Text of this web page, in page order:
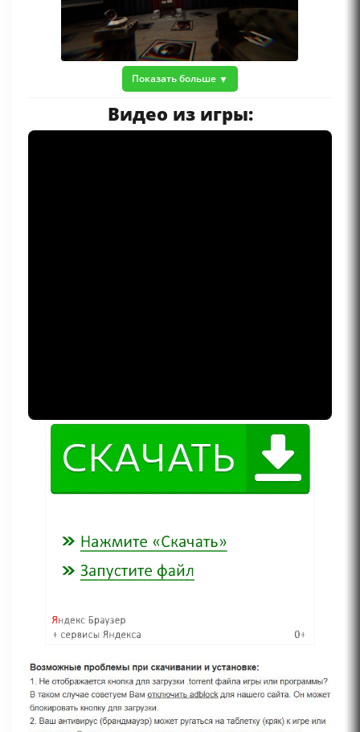
Показать больше
Видео из игры: